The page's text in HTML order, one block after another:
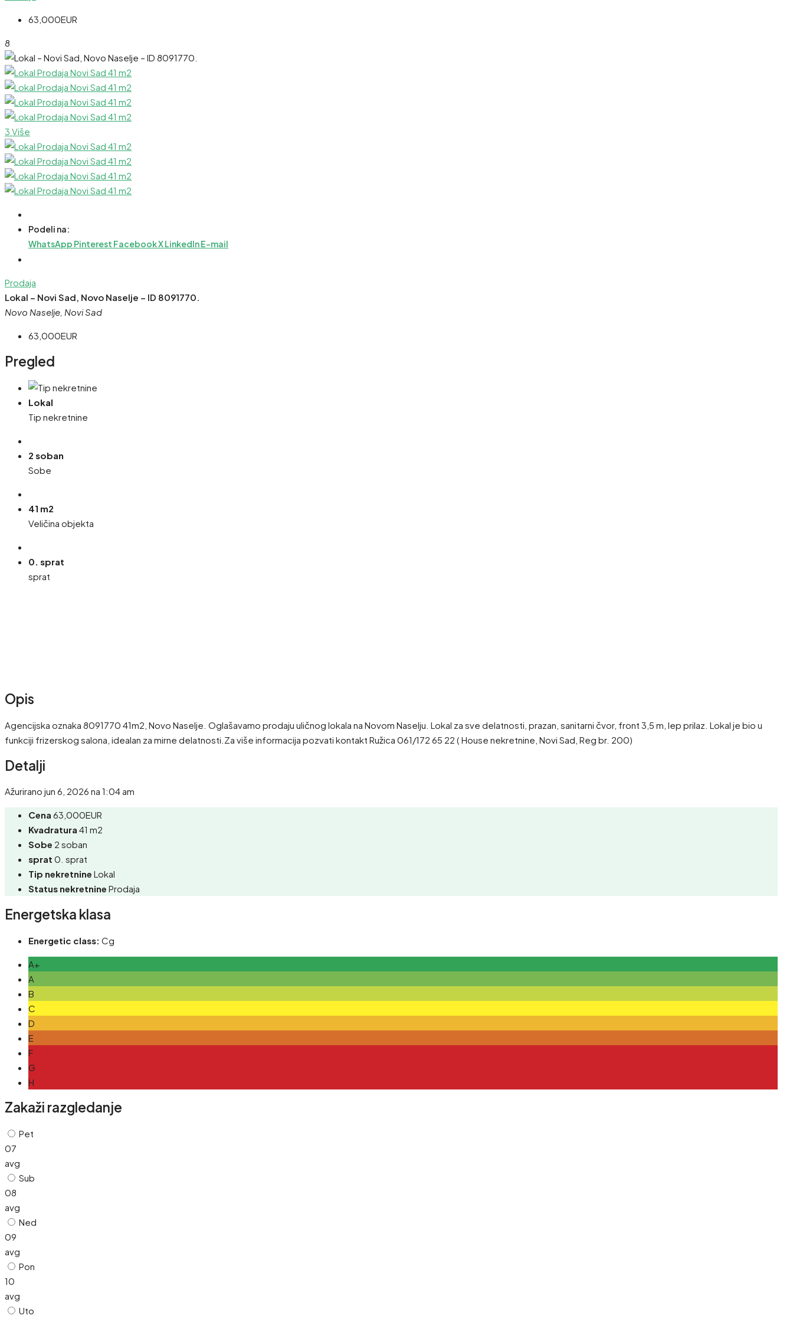
63,000EUR
8
3 Više
Podeli na:
WhatsApp Pinterest FacebookXLinkedInE-mail
Prodaja
Lokal – Novi Sad, Novo Naselje – ID 8091770.
Novo Naselje, Novi Sad
63,000EUR
Pregled
Lokal
Tip nekretnine
2 soban
Sobe
41 m2
Veličina objekta
0. sprat
sprat
Opis
Agencijska oznaka 8091770 41m2, Novo Naselje. Oglašavamo prodaju uličnog lokala na Novom Naselju. Lokal za sve delatnosti, prazan, sanitarni čvor, front 3,5 m, lep prilaz. Lokal je bio u
funkciji frizerskog salona, idealan za mirne delatnosti.Za više informacija pozvati kontakt Ružica 061/172 65 22 ( House nekretnine, Novi Sad, Reg br. 200)
Detalji
Ažurirano jun 6, 2026 na 1:04 am
Cena 63,000EUR
Kvadratura 41 m2
Sobe 2 soban
sprat 0. sprat
Tip nekretnine Lokal
Status nekretnine Prodaja
Energetska klasa
Energetic class: Cg
A+
A
B
C
D
E
F
G
H
Zakaži razgledanje
Pet
07
avg
Sub
08
avg
Ned
09
avg
Pon
10
avg
Uto